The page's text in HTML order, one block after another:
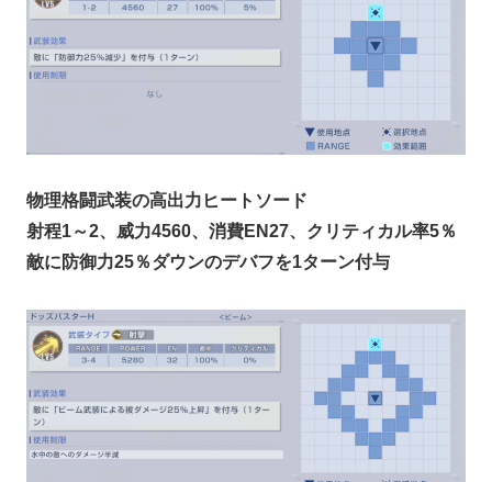
物理格闘武装の高出力ヒートソード
射程1～2、威力4560、消費EN27、クリティカル率5％
敵に防御力25％ダウンのデバフを1ターン付与